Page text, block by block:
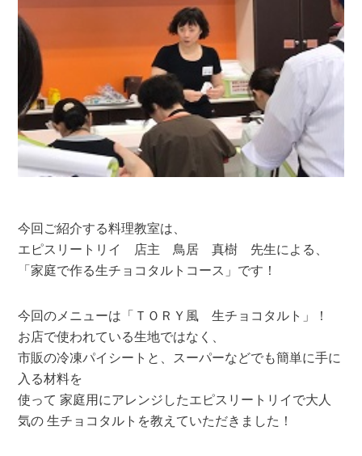
今回ご紹介する料理教室は、
エピスリートリイ 店主 鳥居 真樹 先生による、
「家庭で作る生チョコタルトコース」です！
今回のメニューは「ＴＯＲＹ風 生チョコタルト」！
お店で使われている生地ではなく、
市販の冷凍パイシートと、スーパーなどでも簡単に手に
入る材料を
使って 家庭用にアレンジしたエピスリートリイで大人
気の 生チョコタルトを教えていただきました！